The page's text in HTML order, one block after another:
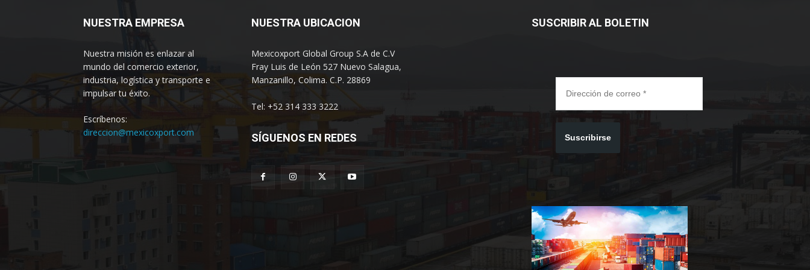
NUESTRA EMPRESA
Nuestra misión es enlazar al
mundo del comercio exterior,
industria, logística y transporte e
impulsar tu éxito.
Escríbenos:
direccion@mexicoxport.com
NUESTRA UBICACION
Mexicoxport Global Group S.A de C.V
Fray Luis de León 527 Nuevo Salagua,
Manzanillo, Colima. C.P. 28869
Tel: +52 314 333 3222
SÍGUENOS EN REDES
SUSCRIBIR AL BOLETIN
Suscribirse